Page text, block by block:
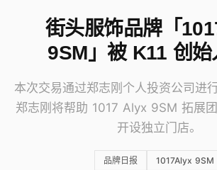
街头服饰品牌「
9SM」被 K11 创始
本次交易通过郑志刚个人投资公司进
郑志刚将帮助 1017 Alyx 9SM 拓展
开设独立门店。
品牌日报 1017Alyx 9SM